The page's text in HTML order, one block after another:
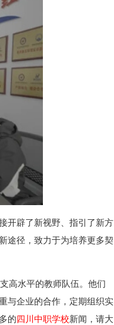
开辟了新视野、指引了新方
途径，致力于为培养更多契
高水平的教师队伍。他们
与企业的合作，定期组织实
的四川中职学校新闻，请大